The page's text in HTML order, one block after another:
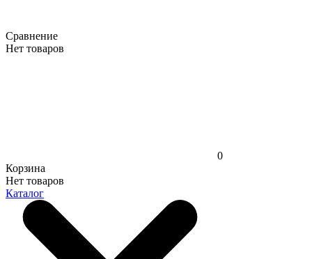
Сравнение
Нет товаров
0
Корзина
Нет товаров
Каталог